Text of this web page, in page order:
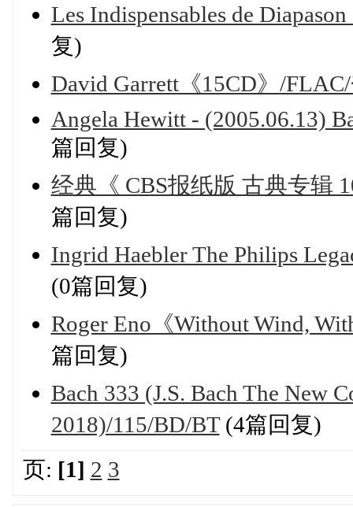
Les Indispensables de
复)
David Garrett《15CD》/
Angela Hewitt - (2005.06.13)
篇回复)
经典《 CBS报纸版 古典专辑
篇回复)
Ingrid Haebler The Philips
(0篇回复)
Roger Eno《Without Wind,
篇回复)
Bach 333 (J.S. Bach The New
2018)/115/BD/BT(4篇回复)
页: [1] 2 3